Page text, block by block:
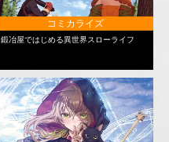
コミカライズ
鍛冶屋ではじめる異世界スローライフ